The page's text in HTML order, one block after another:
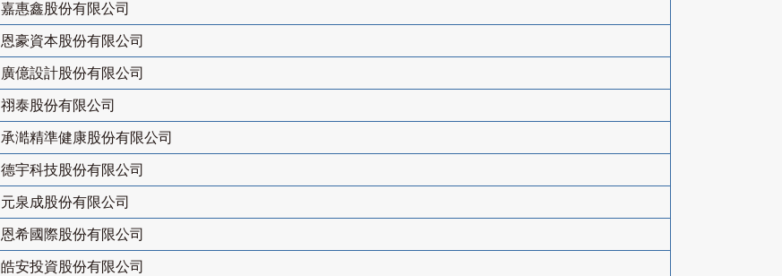
嘉惠鑫股份有限公司
恩豪資本股份有限公司
廣億設計股份有限公司
祤泰股份有限公司
承澔精準健康股份有限公司
德宇科技股份有限公司
元泉成股份有限公司
恩希國際股份有限公司
皓安投資股份有限公司